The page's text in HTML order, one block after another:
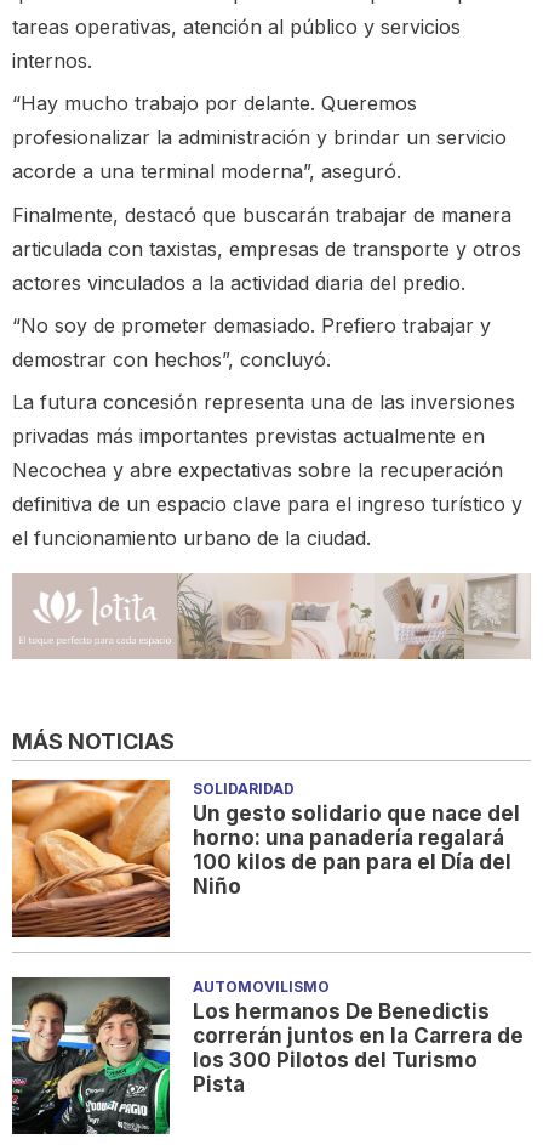
tareas operativas, atención al público y servicios
internos.
“Hay mucho trabajo por delante. Queremos
profesionalizar la administración y brindar un servicio
acorde a una terminal moderna”, aseguró.
Finalmente, destacó que buscarán trabajar de manera
articulada con taxistas, empresas de transporte y otros
actores vinculados a la actividad diaria del predio.
“No soy de prometer demasiado. Prefiero trabajar y
demostrar con hechos”, concluyó.
La futura concesión representa una de las inversiones
privadas más importantes previstas actualmente en
Necochea y abre expectativas sobre la recuperación
definitiva de un espacio clave para el ingreso turístico y
el funcionamiento urbano de la ciudad.
MÁS NOTICIAS
SOLIDARIDAD
Un gesto solidario que nace del
horno: una panadería regalará
100 kilos de pan para el Día del
Niño
AUTOMOVILISMO
Los hermanos De Benedictis
correrán juntos en la Carrera de
los 300 Pilotos del Turismo
Pista